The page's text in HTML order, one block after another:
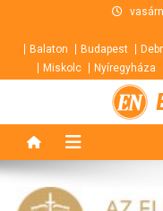
contentBalaton Budapest
Miskolc
Nyíregyháza